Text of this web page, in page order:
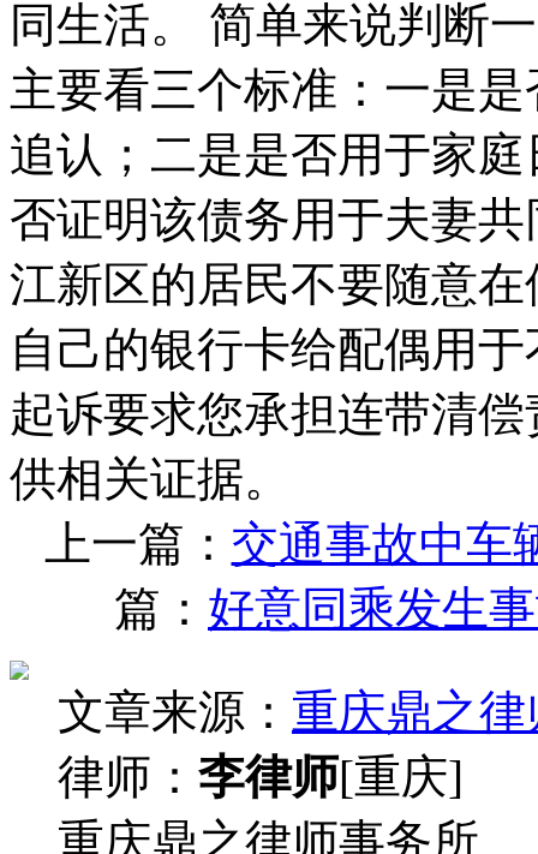
同生活。 简单来说判断
主要看三个标准：一是
追认；二是是否用于家
否证明该债务用于夫妻
江新区的居民不要随意
自己的银行卡给配偶用
起诉要求您承担连带清
供相关证据。
上一篇： 交通事故中车
篇： 好意同乘发生
文章来源： 重庆鼎之
律师： 李律师[重庆]
重庆鼎之律师事务所